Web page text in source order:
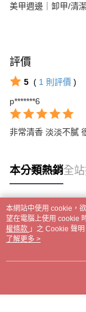
美甲週邊｜卸甲/清
評價
5 ( 1 則評價 )
p*******6
非常清香 淡淡不膩
本分類熱銷全
熱門標籤
本網站中使用 cookie，
望在電腦上使用 cookie
權條款 」之 Cookie 聲
用條款之 Cookie 聲明使
了解更多 >